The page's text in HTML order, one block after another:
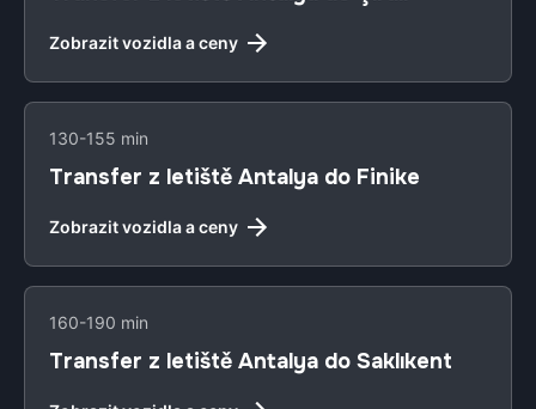
Zobrazit vozidla a ceny
130-155 min
Transfer z letiště Antalya do Finike
Zobrazit vozidla a ceny
160-190 min
Transfer z letiště Antalya do Saklıkent